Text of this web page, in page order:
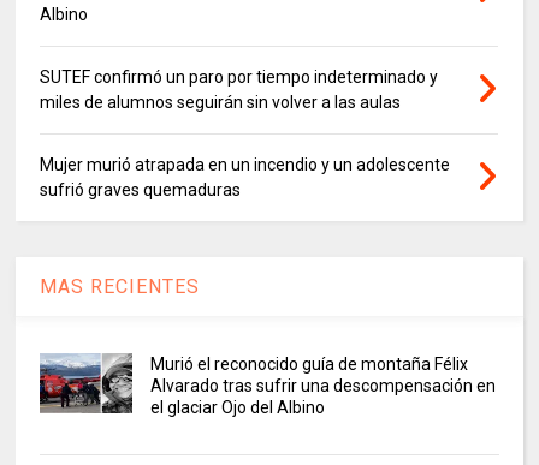
Albino
SUTEF confirmó un paro por tiempo indeterminado y
miles de alumnos seguirán sin volver a las aulas
Mujer murió atrapada en un incendio y un adolescente
sufrió graves quemaduras
MAS RECIENTES
Murió el reconocido guía de montaña Félix
Alvarado tras sufrir una descompensación en
el glaciar Ojo del Albino